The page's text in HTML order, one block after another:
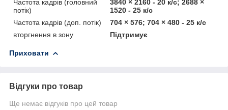
Частота кадрів (головний
потік)
3840 × 2160 - 20 к/с; 2688 ×
1520 - 25 к/с
Частота кадрів (доп. потік)
704 × 576; 704 × 480 - 25 к/с
вторгнення в зону
Підтримує
Приховати
Відгуки про товар
Ще немає відгуків про цей товар